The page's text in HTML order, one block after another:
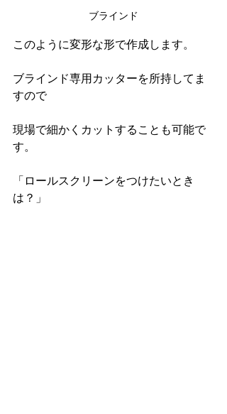
ブラインド
このように変形な形で作成します。
ブラインド専用カッターを所持してま
すので
現場で細かくカットすることも可能で
す。
「ロールスクリーンをつけたいとき
は？」